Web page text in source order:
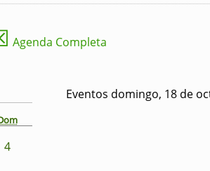
Agenda Completa
4
Eventos domingo, 18 de